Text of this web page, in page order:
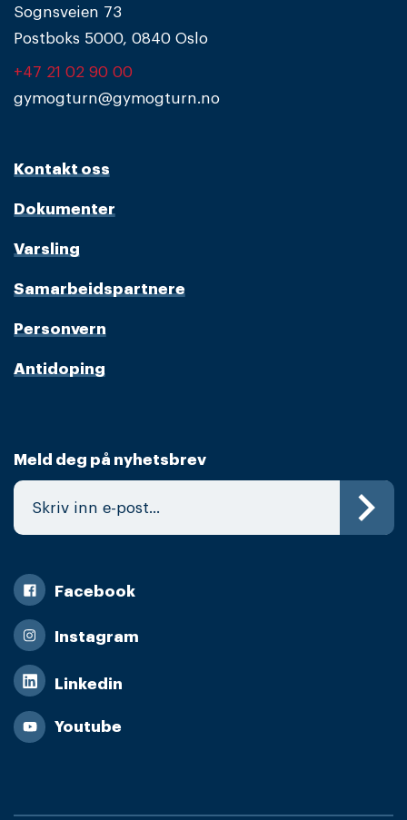
Sognsveien 73
Postboks 5000, 0840 Oslo
+47 21 02 90 00
gymogturn@gymogturn.no
Kontakt oss
Dokumenter
Varsling
Samarbeidspartnere
Personvern
Antidoping
Meld deg på nyhetsbrev
Facebook
Instagram
Linkedin
Youtube